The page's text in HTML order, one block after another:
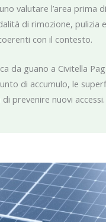
valutare l’area prima
di rimozione, pulizia e
con il contesto.
da guano a Civitella
di accumulo, le
prevenire nuovi accessi.